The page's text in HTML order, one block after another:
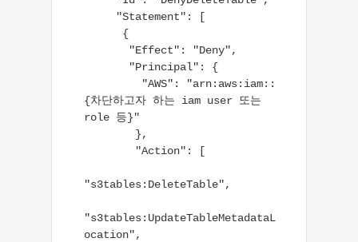
{차단하고자 하는 iam user 또는
role 등}"
"s3tables:DeleteTable",
"s3tables:UpdateTableMetadataL
ocation",